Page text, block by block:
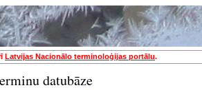
Latvijas Nacionālo terminoloģijas portālu.
datubāze